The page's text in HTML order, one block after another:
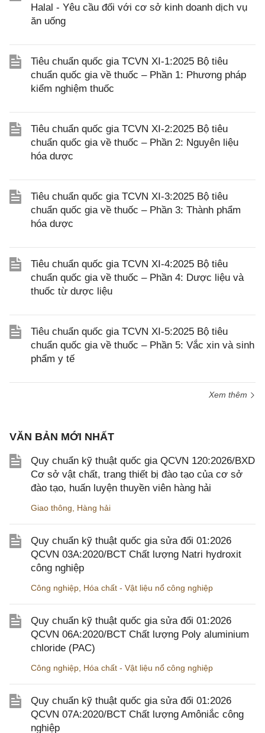
Halal - Yêu cầu đối với cơ sở kinh doanh dịch vụ
ăn uống
Tiêu chuẩn quốc gia TCVN XI-1:2025 Bộ tiêu
chuẩn quốc gia về thuốc – Phần 1: Phương pháp
kiểm nghiệm thuốc
Tiêu chuẩn quốc gia TCVN XI-2:2025 Bộ tiêu
chuẩn quốc gia về thuốc – Phần 2: Nguyên liệu
hóa dược
Tiêu chuẩn quốc gia TCVN XI-3:2025 Bộ tiêu
chuẩn quốc gia về thuốc – Phần 3: Thành phẩm
hóa dược
Tiêu chuẩn quốc gia TCVN XI-4:2025 Bộ tiêu
chuẩn quốc gia về thuốc – Phần 4: Dược liệu và
thuốc từ dược liệu
Tiêu chuẩn quốc gia TCVN XI-5:2025 Bộ tiêu
chuẩn quốc gia về thuốc – Phần 5: Vắc xin và sinh
phẩm y tế
Xem thêm
VĂN BẢN MỚI NHẤT
Quy chuẩn kỹ thuật quốc gia QCVN 120:2026/BXD
Cơ sở vật chất, trang thiết bị đào tạo của cơ sở
đào tạo, huấn luyện thuyền viên hàng hải
Giao thông Hàng hải
Quy chuẩn kỹ thuật quốc gia sửa đổi 01:2026
QCVN 03A:2020/BCT Chất lượng Natri hydroxit
công nghiệp
Công nghiệp Hóa chất - Vật liệu nổ công nghiệp
Quy chuẩn kỹ thuật quốc gia sửa đổi 01:2026
QCVN 06A:2020/BCT Chất lượng Poly aluminium
chloride (PAC)
Công nghiệp Hóa chất - Vật liệu nổ công nghiệp
Quy chuẩn kỹ thuật quốc gia sửa đổi 01:2026
QCVN 07A:2020/BCT Chất lượng Amôniắc công
nghiệp